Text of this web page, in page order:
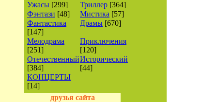
Ужасы [299] Триллер [364]
Фэнтази [48] Мистика [57]
Фантастика
[147]
Драмы [670]
Мелодрама
[251]
Приключения
[120]
Отечественный
[384]
Исторический
[44]
КОНЦЕРТЫ
[14]
друзья сайта